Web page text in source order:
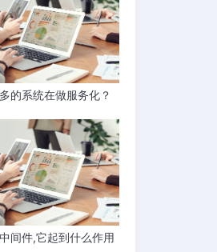
的系统在做服务化？
间件,它起到什么作用